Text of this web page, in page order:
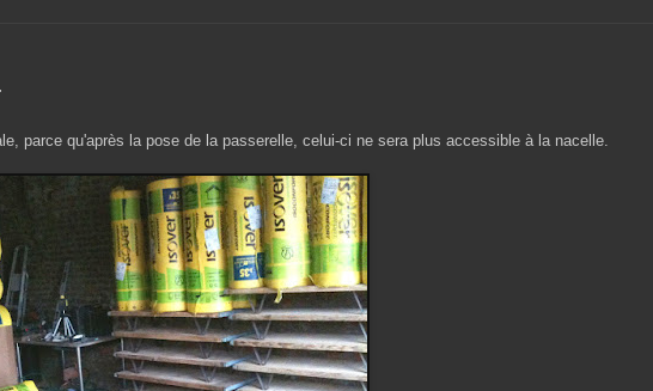
parce qu'après la pose de la passerelle, celui-ci ne sera plus accessible à la nacelle.